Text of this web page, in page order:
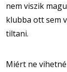
nem viszik
klubba ott sem
tiltani.
Miért ne